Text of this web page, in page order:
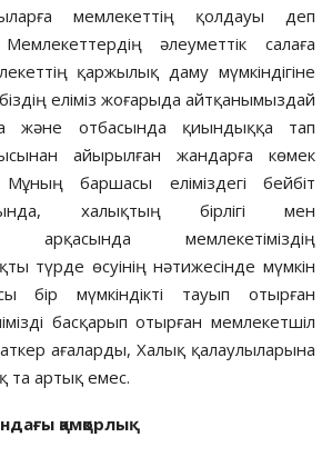
мемлекеттің қолдауы деп
әлеуметтік салаға
қаржылық даму мүмкіндігіне
еліміз жоғарыда айтқанымыздай
және отбасында қиындыққа тап
айырылған жандарға көмек
баршасы еліміздегі бейбіт
халықтың бірлігі мен
арқасында мемлекетіміздің
түрде өсуінің нәтижесінде мүмкін
бір мүмкіндікті тауып отырған
басқарып отырған мемлекетшіл
ағаларды, Халық қалаулыларына
та артық емес.
қамқорлық